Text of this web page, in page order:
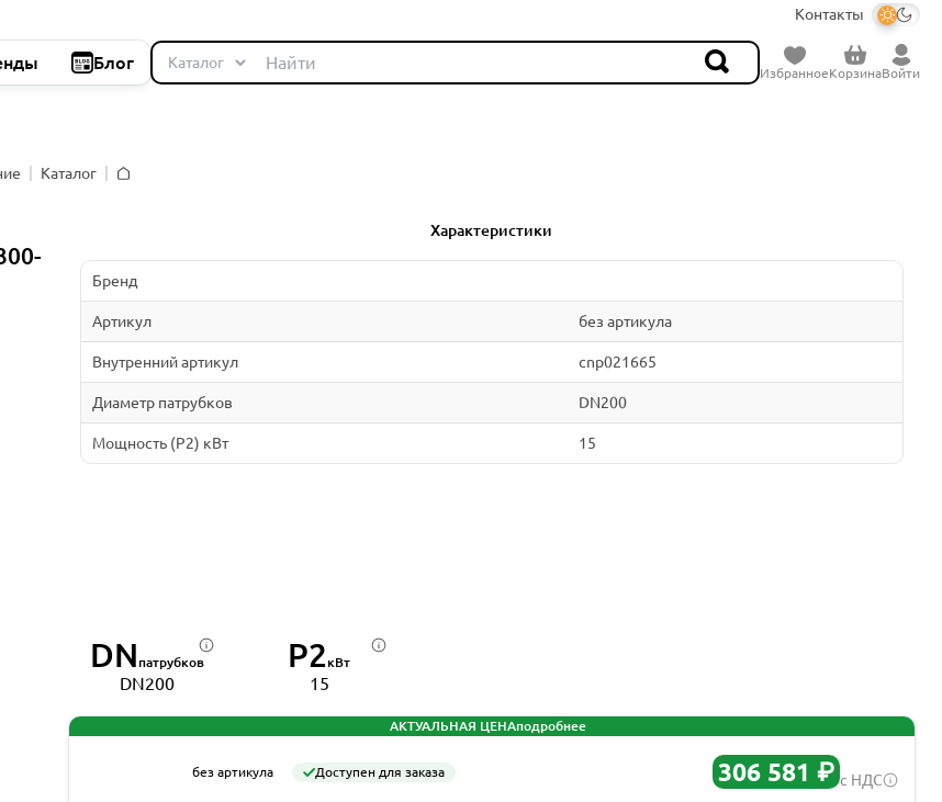
Контакты
Блог
ИзбранноеКорзинаВойти
Каталог
Характеристики
Бренд
Артикул без артикула
Внутренний артикул cnp021665
Диаметр патрубков DN200
Мощность (P2) кВт 15
DN патрубков
DN200
P2кВт
15
АКТУАЛЬНАЯ ЦЕНАподробнее
без артикула Доступен для заказа 306 581 ₽ с НДС